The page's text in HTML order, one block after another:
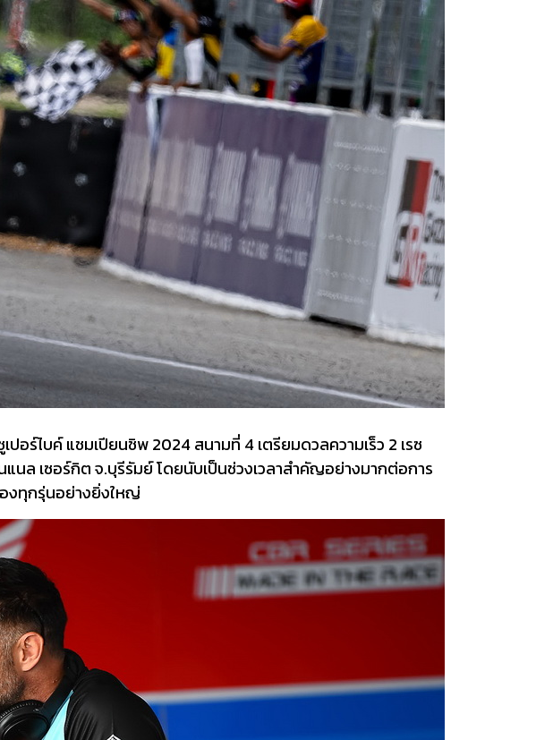
อร์ไบค์ แชมเปียนชิพ 2024 สนามที่ 4 เตรียมดวลความเร็ว 2 เรซ
นล เซอร์กิต จ.บุรีรัมย์ โดยนับเป็นช่วงเวลาสำคัญอย่างมากต่อการ
งทุกรุ่นอย่างยิ่งใหญ่